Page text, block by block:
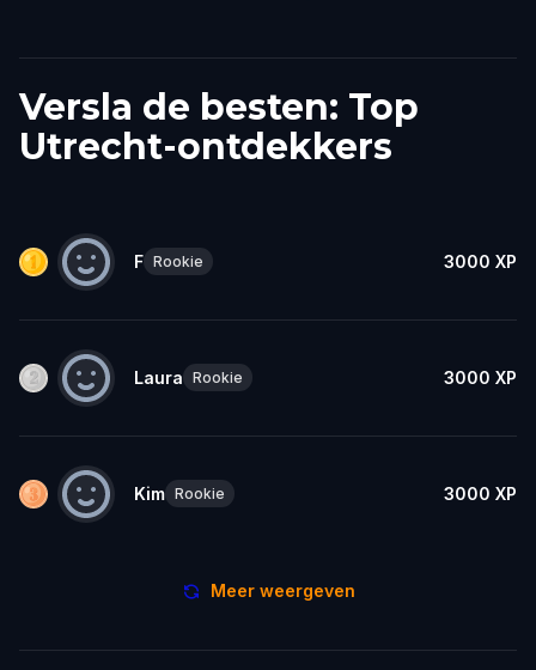
Versla de besten: Top
Utrecht-ontdekkers
F Rookie 3000 XP
Laura Rookie 3000 XP
Kim Rookie 3000 XP
Meer weergeven